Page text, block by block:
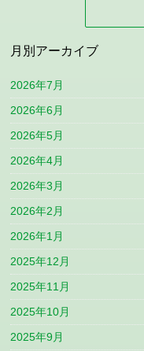
月別アーカイブ
2026年7月
2026年6月
2026年5月
2026年4月
2026年3月
2026年2月
2026年1月
2025年12月
2025年11月
2025年10月
2025年9月